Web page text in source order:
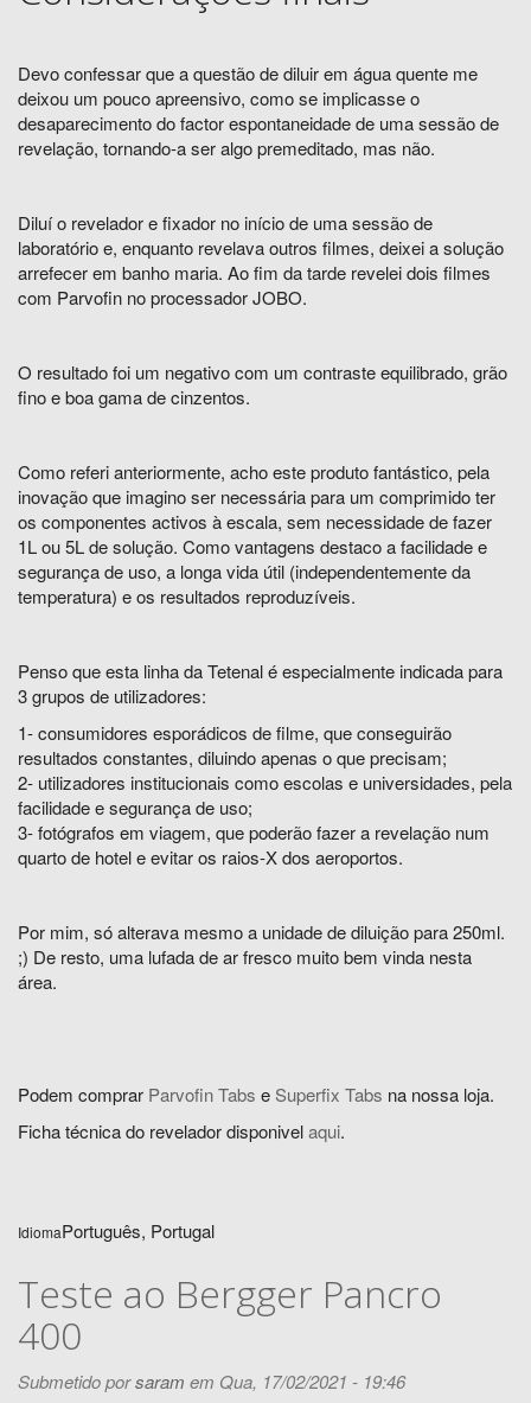
Devo confessar que a questão de diluir em água quente me
deixou um pouco apreensivo, como se implicasse o
desaparecimento do factor espontaneidade de uma sessão de
revelação, tornando-a ser algo premeditado, mas não.
Diluí o revelador e fixador no início de uma sessão de
laboratório e, enquanto revelava outros filmes, deixei a solução
arrefecer em banho maria. Ao fim da tarde revelei dois filmes
com Parvofin no processador JOBO.
O resultado foi um negativo com um contraste equilibrado, grão
fino e boa gama de cinzentos.
Como referi anteriormente, acho este produto fantástico, pela
inovação que imagino ser necessária para um comprimido ter
os componentes activos à escala, sem necessidade de fazer
1L ou 5L de solução. Como vantagens destaco a facilidade e
segurança de uso, a longa vida útil (independentemente da
temperatura) e os resultados reproduzíveis.
Penso que esta linha da Tetenal é especialmente indicada para
3 grupos de utilizadores:
1- consumidores esporádicos de filme, que conseguirão
resultados constantes, diluindo apenas o que precisam;
2- utilizadores institucionais como escolas e universidades, pela
facilidade e segurança de uso;
3- fotógrafos em viagem, que poderão fazer a revelação num
quarto de hotel e evitar os raios-X dos aeroportos.
Por mim, só alterava mesmo a unidade de diluição para 250ml.
;) De resto, uma lufada de ar fresco muito bem vinda nesta
área.
Podem comprar Parvofin Tabs e Superfix Tabs na nossa loja.
Ficha técnica do revelador disponivelaqui.
IdiomaPortuguês, Portugal
Teste ao Bergger Pancro
400
Submetido porsaram em Qua, 17/02/2021 - 19:46